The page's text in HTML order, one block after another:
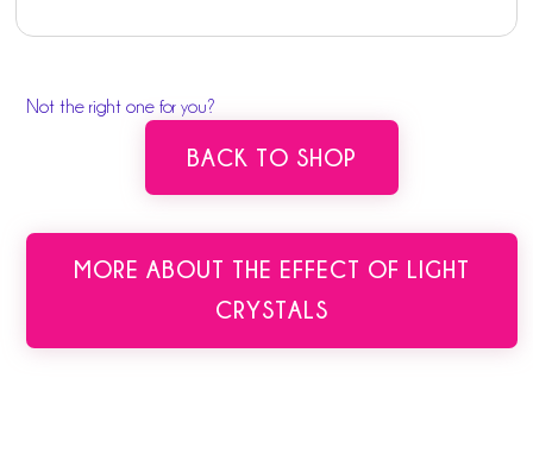
Not the right one for you?
BACK TO SHOP
MORE ABOUT THE EFFECT OF LIGHT
CRYSTALS